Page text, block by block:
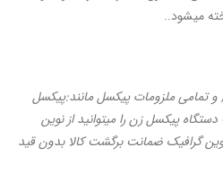
میشود..
تمامی ملزومات پیکسل مانند:پیکسل
پیکسل زن را میتوانید از نوین
گرافیک ضمانت برگشت کالا بدون قید